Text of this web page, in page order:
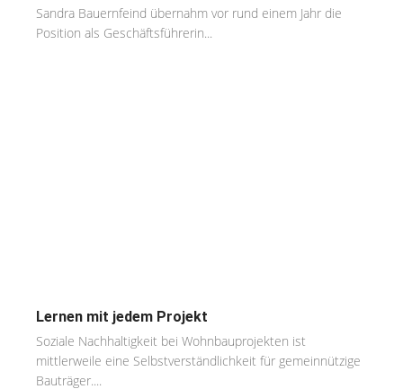
Sandra Bauernfeind übernahm vor rund einem Jahr die
Position als Geschäftsführerin...
Lernen mit jedem Projekt
Soziale Nachhaltigkeit bei Wohnbauprojekten ist
mittlerweile eine Selbstverständlichkeit für gemeinnützige
Bauträger....